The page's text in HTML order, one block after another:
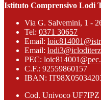
Istituto Comprensivo Lodi
Via G. Salvemini, 1 -
Tel: 0371 30657
Email:
Email:
PEC:
C.F.: 92559860157
IBAN:
Cod. Univoco UF7IPZ